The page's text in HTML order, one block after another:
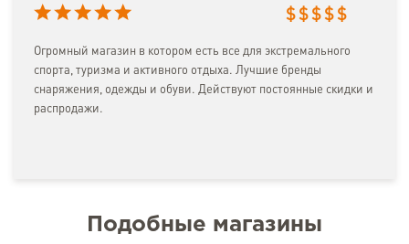
$ $ $ $ $
Огромный магазин в котором есть все для экстремального
спорта, туризма и активного отдыха. Лучшие бренды
снаряжения, одежды и обуви. Действуют постоянные скидки и
распродажи.
Подобные магазины